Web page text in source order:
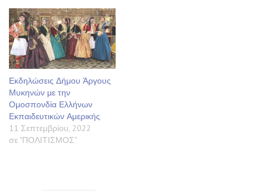
Εκδηλώσεις Δήμου Άργους
Μυκηνών με την
Ομοσπονδία Ελλήνων
Εκπαιδευτικών Αμερικής
11 Σεπτεμβρίου, 2022
σε "ΠΟΛΙΤΙΣΜΟΣ"